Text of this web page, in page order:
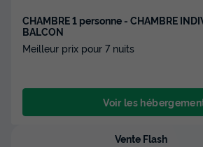
CHAMBRE 1 personne - CHAMBRE
BALCON
Meilleur prix pour 7 nuits
Voir les
Vente Flash